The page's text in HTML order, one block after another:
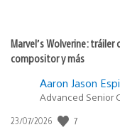
Marvel’s Wolverine:
compositor y más
Aaron Jason
Advanced Senior
Fecha
23/07/2026 7